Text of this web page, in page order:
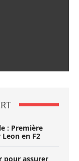
: Première
en F2
pour assurer